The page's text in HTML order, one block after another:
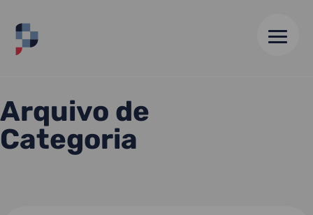
HOME
Arquivo de
Categoria